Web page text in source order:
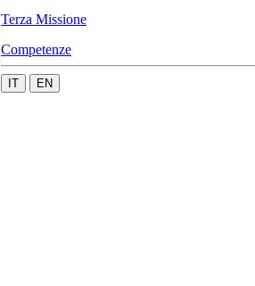
Terza Missione
Competenze
IT EN